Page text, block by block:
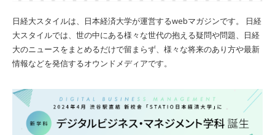
日経大スタイルは、日本経済大学が運営するwebマガジンです。 日経
大スタイルでは、世の中にある様々な世代の抱える疑問や問題、日経
大のニュースをまとめるだけで留まらず、様々な将来のあり方や最新
情報などを発信するオウンドメディアです。